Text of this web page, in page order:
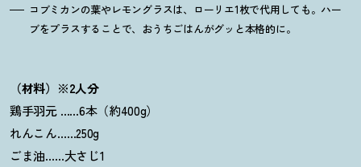
コブミカンの葉やレモングラスは、ローリエ1枚で代用しても。ハー
ブをプラスすることで、おうちごはんがグッと本格的に。
（材料）※2人分
鶏手羽元 ……6本（約400g）
れんこん……250g
ごま油……大さじ1